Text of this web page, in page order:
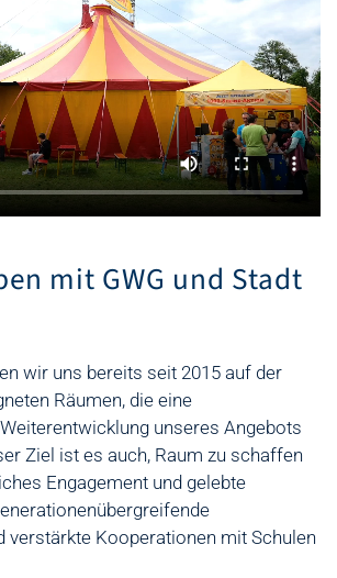
mit GWG und Stadt
wir uns bereits seit 2015 auf der
Räumen, die eine
unseres Angebots
Ziel ist es auch, Raum zu schaffen
Engagement und gelebte
verstärkte Kooperationen mit Schulen